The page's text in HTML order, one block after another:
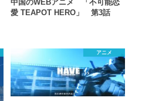
中国のWEBアニメ 「不可能恋
愛 TEAPOT HERO」 第3話
アニメ